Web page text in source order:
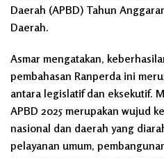
Daerah (APBD) Tahun
Daerah.
Asmar mengatakan,
pembahasan Ranperda ini
antara legislatif dan eksekutif.
APBD 2025 merupakan wujud
nasional dan daerah yang
pelayanan umum,